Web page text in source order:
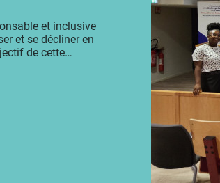
et inclusive
et se décliner en
de cette…